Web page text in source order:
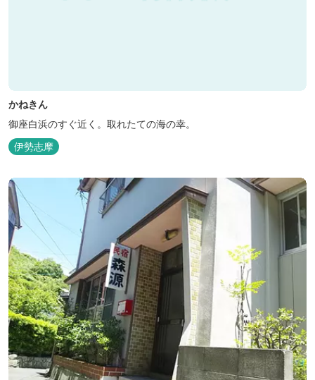
かねきん
御座白浜のすぐ近く。取れたての海の幸。
伊勢志摩